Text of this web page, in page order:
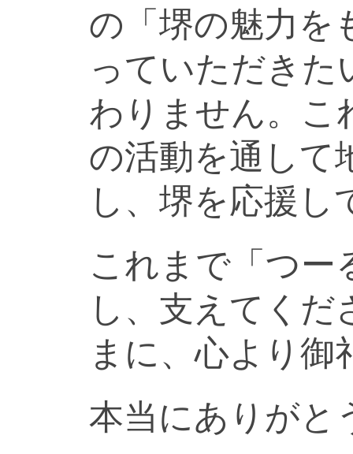
の「堺の魅力を
っていただきた
わりません。こ
の活動を通して
し、堺を応援し
これまで「つー
し、支えてく
まに、心より御
本当にありがと